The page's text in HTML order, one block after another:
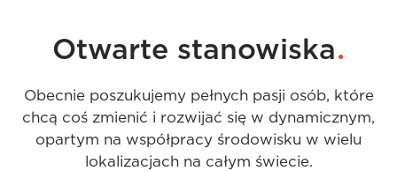
Otwarte stanowiska.
Obecnie poszukujemy pełnych pasji osób, które
chcą coś zmienić i rozwijać się w dynamicznym,
opartym na współpracy środowisku w wielu
lokalizacjach na całym świecie.